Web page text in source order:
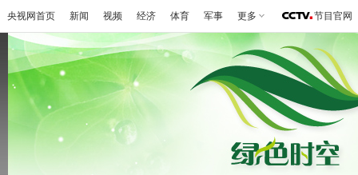
央视网首页 新闻 视频 经济 体育 军事 更多 节目官网